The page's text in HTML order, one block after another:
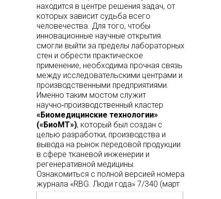
находится в центре решения задач, от
которых зависит судьба всего
человечества. Для того, чтобы
инновационные научные открытия
смогли выйти за пределы лабораторных
стен и обрести практическое
применение, необходима прочная связь
между исследовательскими центрами и
производственными предприятиями.
Именно таким мостом служит
научно‑производственный кластер
«Биомедицинские технологии»
(«БиоМТ»), который был создан с
целью разработки, производства и
вывода на рынок передовой продукции
в сфере тканевой инженерии и
регенеративной медицины.
Ознакомиться с полной версией номера
журнала «RBG. Люди года» 7/340 (март
2026)